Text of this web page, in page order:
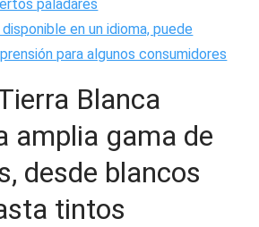
paladares
en un idioma, puede
para algunos consumidores
Blanca
amplia gama de
desde blancos
tintos